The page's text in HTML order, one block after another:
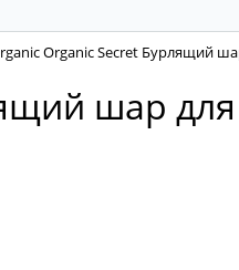
Organic Secret Бурлящий
шар